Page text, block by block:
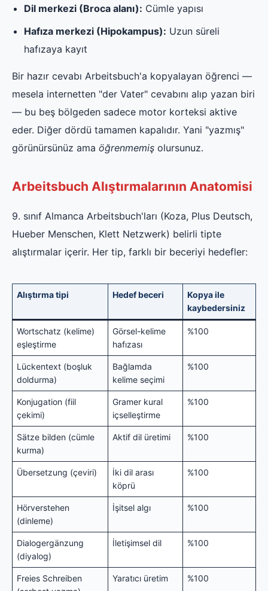
Dil merkezi (Broca alanı): Cümle yapısı
Hafıza merkezi (Hipokampus): Uzun süreli
hafızaya kayıt
Bir hazır cevabı Arbeitsbuch'a kopyalayan öğrenci —
mesela internetten "der Vater" cevabını alıp yazan biri
— bu beş bölgeden sadece motor korteksi aktive
eder. Diğer dördü tamamen kapalıdır. Yani "yazmış"
görünürsünüz ama öğrenmemiş olursunuz.
Arbeitsbuch Alıştırmalarının Anatomisi
9. sınıf Almanca Arbeitsbuch'ları (Koza, Plus Deutsch,
Hueber Menschen, Klett Netzwerk) belirli tipte
alıştırmalar içerir. Her tip, farklı bir beceriyi hedefler:
Alıştırma tipi Hedef beceri
Kopya ile
kaybedersiniz
Wortschatz (kelime)
eşleştirme
Görsel-kelime
hafızası
%100
Lückentext (boşluk
doldurma)
Bağlamda
kelime seçimi
%100
Konjugation (fiil
çekimi)
Gramer kural
içselleştirme
%100
Sätze bilden (cümle
kurma)
Aktif dil üretimi %100
Übersetzung (çeviri)
İki dil arası
köprü
%100
Hörverstehen
(dinleme)
İşitsel algı %100
Dialogergänzung
(diyalog)
İletişimsel dil %100
Freies Schreiben
Yaratıcı üretim %100